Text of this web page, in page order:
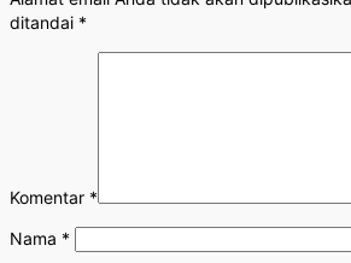
ditandai *
Komentar *
Nama *